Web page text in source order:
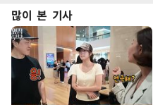
많이 본 기사